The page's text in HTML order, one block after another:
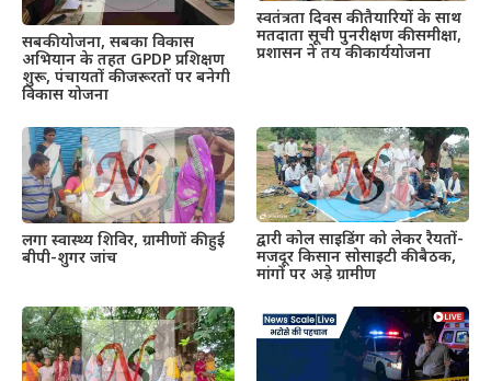
सबकी योजना, सबका विकास
अभियान के तहत GPDP प्रशिक्षण
शुरू, पंचायतों की जरूरतों पर बनेगी
विकास योजना
स्वतंत्रता दिवस की तैयारियों के साथ
मतदाता सूची पुनरीक्षण की समीक्षा,
प्रशासन ने तय की कार्ययोजना
लगा स्वास्थ्य शिविर, ग्रामीणों की हुई
बीपी-शुगर जांच
द्वारी कोल साइडिंग को लेकर रैयतों-
मजदूर किसान सोसाइटी की बैठक,
मांगों पर अड़े ग्रामीण